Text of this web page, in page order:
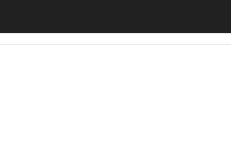
La truffa del sim-swapping: sotto